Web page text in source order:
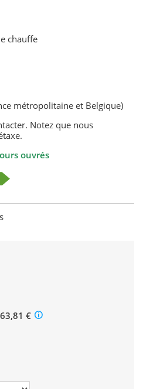
chauffe
métropolitaine et Belgique)
Notez que nous
ouvrés
€